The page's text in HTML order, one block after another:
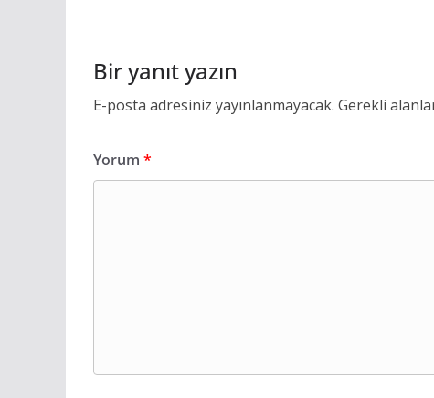
Bir yanıt yazın
E-posta adresiniz yayınlanmayacak. Gerekli
Yorum *